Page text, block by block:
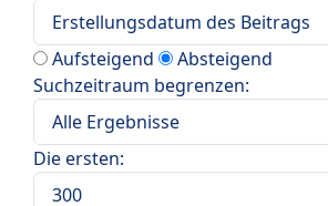
Aufsteigend
Absteigend
Suchzeitraum begrenzen:
Die ersten: